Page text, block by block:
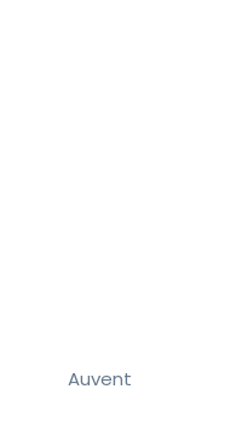
Auvent